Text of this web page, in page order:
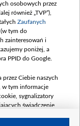
2025
(wpłata
8
osobowych przez
również „TVP”),
Zaufanych
(w tym do
zainteresowań i
poniżej, a
PPID do Google.
Ciebie naszych
w tym informacje
sygnalizatory
świadczenie